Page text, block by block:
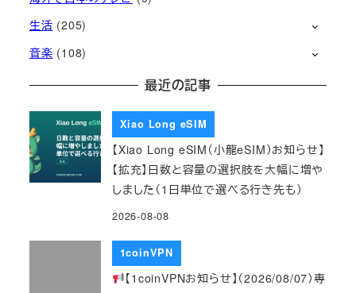
生活 (205)
音楽 (108)
最近の記事
Xiao Long eSIM
【Xiao Long eSIM（小龍eSIM）お知らせ】
【拡充】日数と容量の選択肢を大幅に増や
しました（1日単位で選べる行き先も）
2026-08-08
1coinVPN
【1coinVPNお知らせ】（2026/08/07）専